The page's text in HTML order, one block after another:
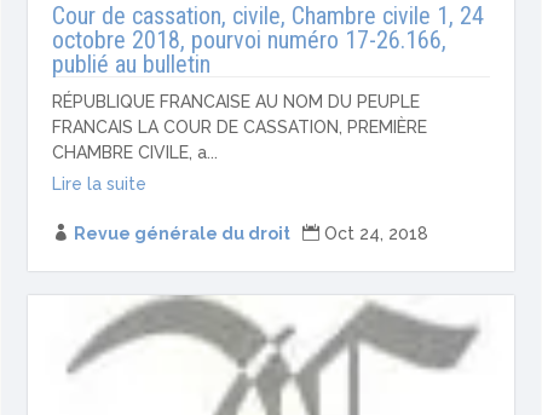
Cour de cassation, civile, Chambre civile 1, 24
octobre 2018, pourvoi numéro 17-26.166,
publié au bulletin
RÉPUBLIQUE FRANCAISE AU NOM DU PEUPLE
FRANCAIS LA COUR DE CASSATION, PREMIÈRE
CHAMBRE CIVILE, a...
Lire la suite
 Revue générale du droit  Oct 24, 2018